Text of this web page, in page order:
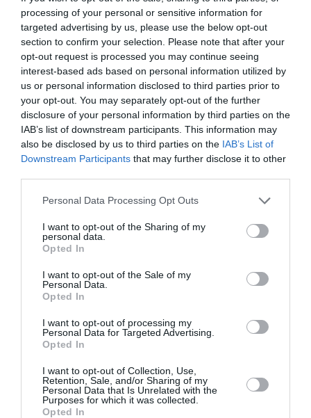
processing of your personal or sensitive information for
targeted advertising by us, please use the below opt-out
section to confirm your selection. Please note that after your
opt-out request is processed you may continue seeing
interest-based ads based on personal information utilized by
us or personal information disclosed to third parties prior to
your opt-out. You may separately opt-out of the further
disclosure of your personal information by third parties on the
IAB’s list of downstream participants. This information may
also be disclosed by us to third parties on the IAB’s List of
Downstream Participants that may further disclose it to other
Personal Data Processing Opt Outs
I want to opt-out of the Sharing of my
personal data.
Opted In
I want to opt-out of the Sale of my
Personal Data.
Opted In
I want to opt-out of processing my
Personal Data for Targeted Advertising.
Opted In
I want to opt-out of Collection, Use,
Retention, Sale, and/or Sharing of my
Personal Data that Is Unrelated with the
Purposes for which it was collected.
Opted In
Ieri au fost organizate în Italia mai multe evenimente
comemorative. Pe aeroporturileCiampino şi
Fiumicino personalul companiilor de aviaţie s-a
oprit din activitate la ora 14:46: funcţionarii, dar şi
mulţi pasageri, au ţinut un minut de reculegere în
amintirea victimelor.
M.C.
Articolul anterior
Sună clopoţelul pentru 100.000 de elevi
români din Peninsulă
Următorul articol
pictaţi de o româncă din Pisa
AȚI PUTEA DORI DE